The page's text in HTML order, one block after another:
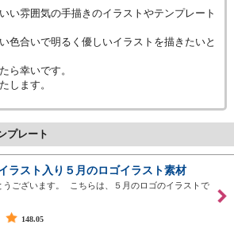
い雰囲気の手描きのイラストやテンプレート
色合いで明るく優しいイラストを描きたいと
ら幸いです。
します。
プレート
ラスト入り５月のロゴイラスト素材
うございます。 こちらは、５月のロゴのイラストで
148.05